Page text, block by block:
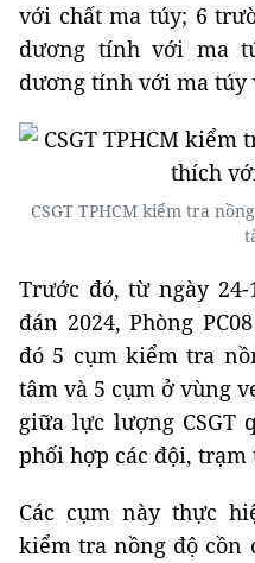
với chất ma túy; 6
dương tính với ma
dương tính với ma túy
CSGT TPHCM kiểm tra
Trước đó, từ ngày
đán 2024, Phòng
đó 5 cụm kiểm tra
tâm và 5 cụm ở vùng
giữa lực lượng CSGT
phối hợp các đội, trạm
Các cụm này thực
kiểm tra nồng độ cồn